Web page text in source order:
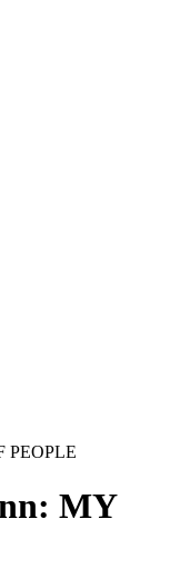
PEOPLE
MY